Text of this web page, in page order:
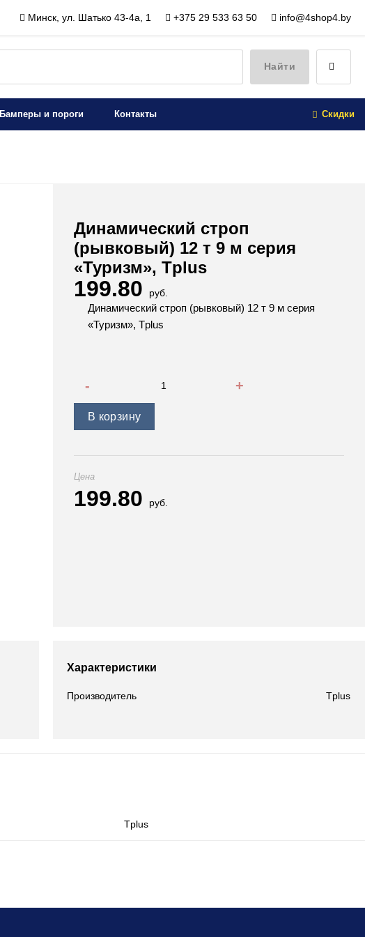
Минск, ул. Шатько 43-4а, 1 +375 29 533 63 50 info@4shop4.by
Найти
Бамперы и пороги Контакты Скидки
Динамический строп
(рывковый) 12 т 9 м серия
«Туризм», Tplus
199.80 руб.
Динамический строп (рывковый) 12 т 9 м серия
«Туризм», Tplus
В корзину
Цена
199.80 руб.
Характеристики
Производитель Tplus
Tplus